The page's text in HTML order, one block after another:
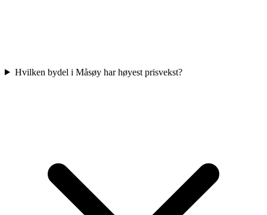
Hvilken bydel i Måsøy har høyest prisvekst?